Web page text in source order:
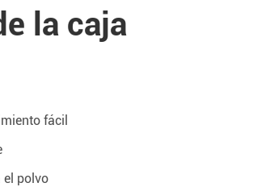
la caja
fácil
el polvo